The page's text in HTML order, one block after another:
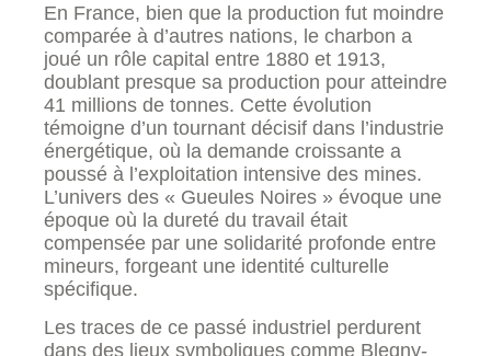
En France, bien que la production fut moindre
comparée à d’autres nations, le charbon a
joué un rôle capital entre 1880 et 1913,
doublant presque sa production pour atteindre
41 millions de tonnes. Cette évolution
témoigne d’un tournant décisif dans l’industrie
énergétique, où la demande croissante a
poussé à l’exploitation intensive des mines.
L’univers des « Gueules Noires » évoque une
époque où la dureté du travail était
compensée par une solidarité profonde entre
mineurs, forgeant une identité culturelle
spécifique.
Les traces de ce passé industriel perdurent
dans des lieux symboliques comme Blegny-